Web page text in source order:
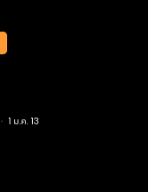
1 ม.ค. 13